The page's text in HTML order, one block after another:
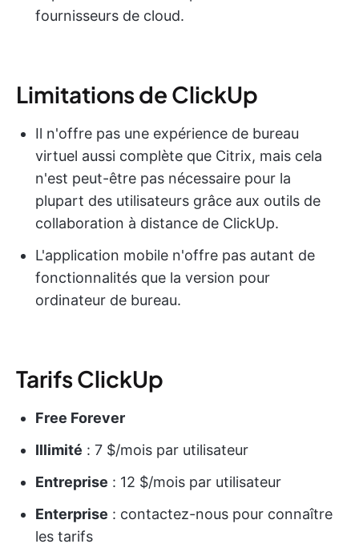
fournisseurs de cloud.
Limitations de ClickUp
Il n'offre pas une expérience de bureau
virtuel aussi complète que Citrix, mais cela
n'est peut-être pas nécessaire pour la
plupart des utilisateurs grâce aux outils de
collaboration à distance de ClickUp.
L'application mobile n'offre pas autant de
fonctionnalités que la version pour
ordinateur de bureau.
Tarifs ClickUp
Free Forever
Illimité : 7 $/mois par utilisateur
Entreprise : 12 $/mois par utilisateur
Enterprise : contactez-nous pour connaître
les tarifs